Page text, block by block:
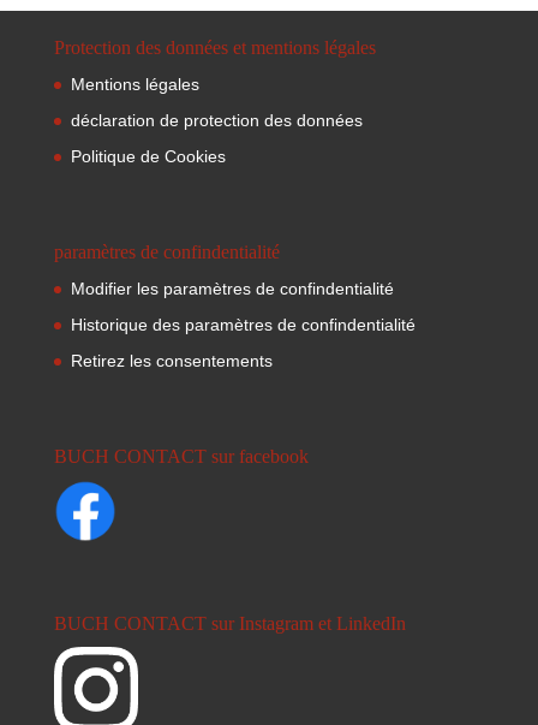
Protection des données et mentions légales
Mentions légales
déclaration de protection des données
Politique de Cookies
paramètres de confindentialité
Modifier les paramètres de confindentialité
Historique des paramètres de confindentialité
Retirez les consentements
BUCH CONTACT sur facebook
BUCH CONTACT sur Instagram et LinkedIn